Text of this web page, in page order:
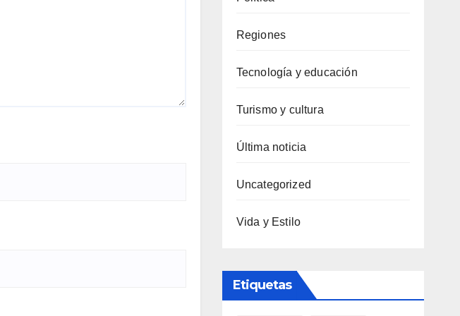
Regiones
Tecnología y educación
Turismo y cultura
Última noticia
Uncategorized
Vida y Estilo
Etiquetas